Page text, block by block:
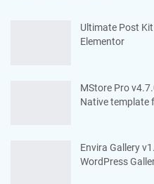
Ultimate Post
Elementor
MStore Pro
Native template
Envira Gallery
WordPress